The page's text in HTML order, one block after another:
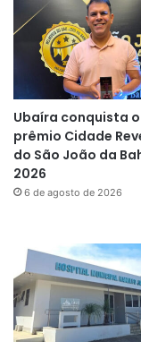
Ubaíra conquista o
prêmio Cidade
do São João da
2026
6 de agosto de 2026